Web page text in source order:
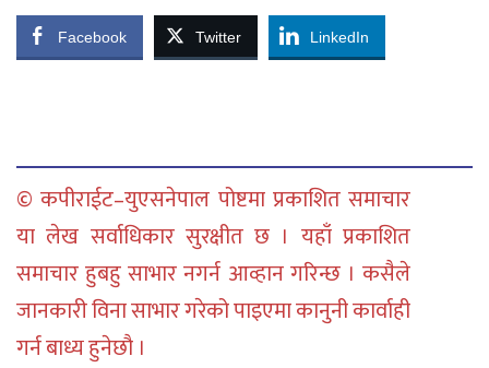
Facebook Twitter LinkedIn
© कपीराईट–युएसनेपाल पोष्टमा प्रकाशित समाचार
या लेख सर्वाधिकार सुरक्षीत छ । यहाँ प्रकाशित
समाचार हुबहु साभार नगर्न आव्हान गरिन्छ । कसैले
जानकारी विना साभार गरेको पाइएमा कानुनी कार्वाही
गर्न बाध्य हुनेछौ ।